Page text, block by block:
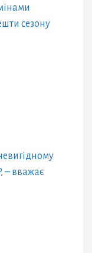
сезону
– вважає